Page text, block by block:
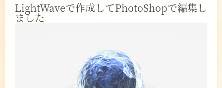
LightWaveで作成してPhotoShopで編集し
ました